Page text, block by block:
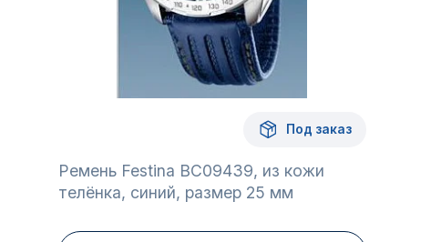
Под заказ
Ремень Festina BC09439, из кожи
телёнка, синий, размер 25 мм